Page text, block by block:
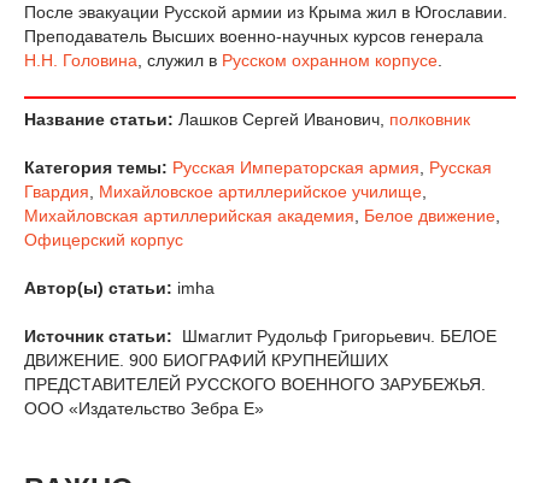
После эвакуации Русской армии из Крыма жил в Югославии.
Преподаватель Высших военно-научных курсов генерала
Н.Н. Головина , служил в Русском охранном корпусе
Название статьи: Лашков Сергей Иванович, полковник
Категория темы: Русская Императорская армия
Русская
Гвардия
Михайловское артиллерийское училище
Михайловская артиллерийская академия
Белое движение
Офицерский корпус
Автор(ы) статьи: imha
Источник статьи:
Шмаглит Рудольф Григорьевич. БЕЛОЕ
ДВИЖЕНИЕ. 900 БИОГРАФИЙ КРУПНЕЙШИХ
ПРЕДСТАВИТЕЛЕЙ РУССКОГО ВОЕННОГО ЗАРУБЕЖЬЯ.
ООО «Издательство Зебра Е»